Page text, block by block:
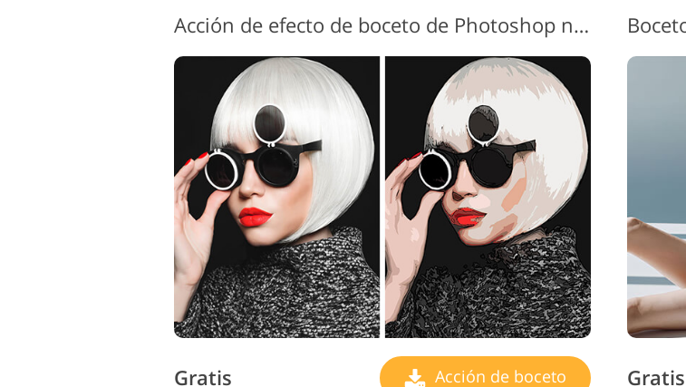
Acción de efecto de boceto de Photoshop n.° 9 "Pop Comic"
Gratis Acción de boceto Gratis